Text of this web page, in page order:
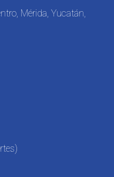
Mérida, Yucatán,